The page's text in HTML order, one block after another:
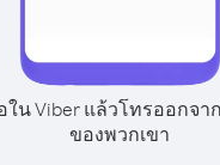
ใน Viber แล้วโทรออกจ
ของพวกเขา